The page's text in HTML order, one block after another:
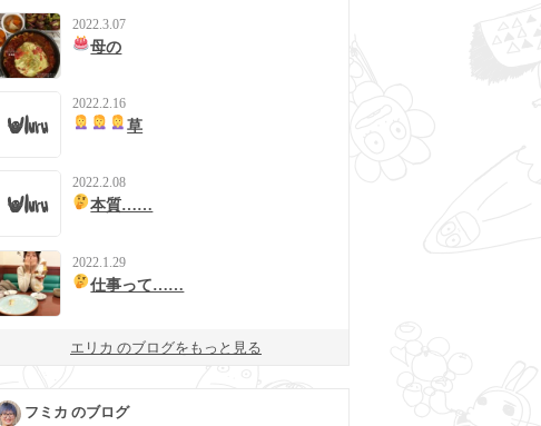
2022.3.07
母の
2022.2.16
草
2022.2.08
本質……
2022.1.29
仕事って……
エリカ のブログをもっと見る
フミカ のブログ